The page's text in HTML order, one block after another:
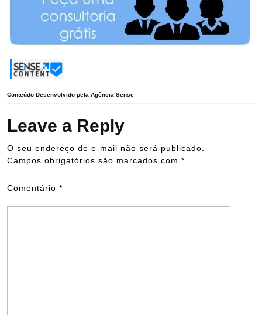
Conteúdo Desenvolvido pela Agência Sense
Leave a Reply
O seu endereço de e-mail não será publicado.
Campos obrigatórios são marcados com *
Comentário *